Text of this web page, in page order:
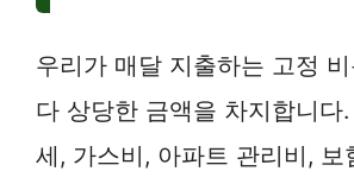
우리가 매달 지출하는 고정
다 상당한 금액을 차지합니다
세, 가스비, 아파트 관리비, 보